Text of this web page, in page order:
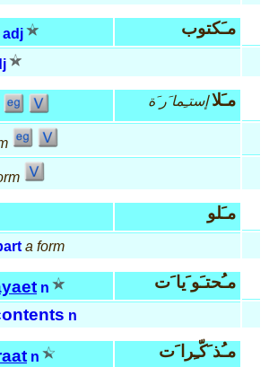
adj مـَكتوب
مـَلا إستـِما َر َة
مـَلو
a form
n مـُحتـَو َيا َت
n
n مـُذ َكّـِرا َت